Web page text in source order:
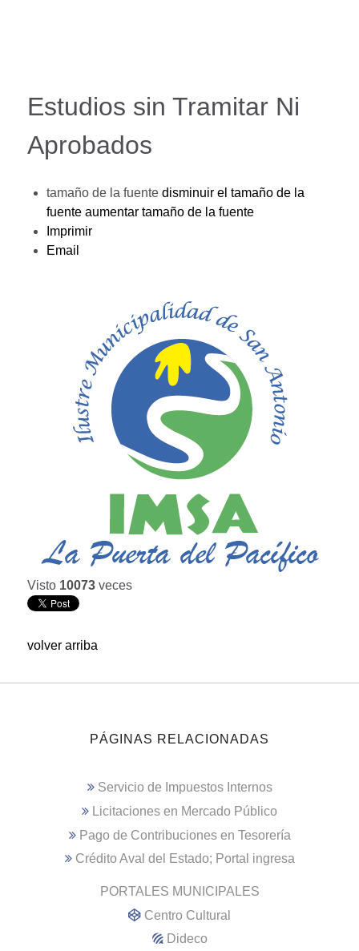
Estudios sin Tramitar Ni
Aprobados
tamaño de la fuente disminuir el tamaño de la
fuente aumentar tamaño de la fuente
Imprimir
Email
Visto 10073 veces
volver arriba
PÁGINAS RELACIONADAS
Servicio de Impuestos Internos
Licitaciones en Mercado Público
Pago de Contribuciones en Tesorería
Crédito Aval del Estado; Portal ingresa
PORTALES MUNICIPALES
Centro Cultural
Dideco